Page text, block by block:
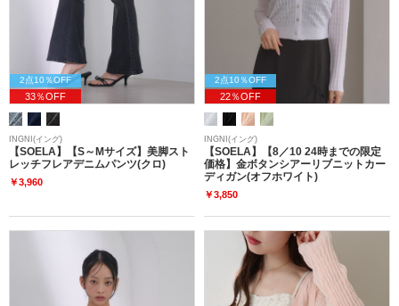
2点10％OFF
33％OFF
INGNI(イング)
【SOELA】【S～Mサイズ】美脚スト
レッチフレアデニムパンツ(クロ)
￥3,960
2点10％OFF
22％OFF
INGNI(イング)
【SOELA】【8／10 24時までの限定
価格】金ボタンシアーリブニットカー
ディガン(オフホワイト)
￥3,850